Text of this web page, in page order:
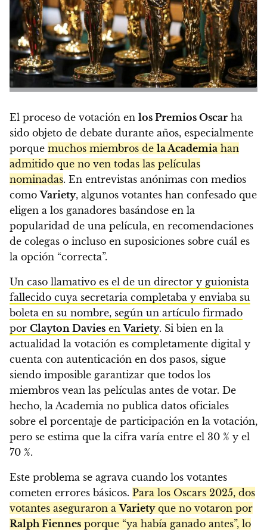
El proceso de votación en los Premios Oscar ha
sido objeto de debate durante años, especialmente
porque muchos miembros de la Academia han
admitido que no ven todas las películas
nominadas. En entrevistas anónimas con medios
comoVariety, algunos votantes han confesado que
eligen a los ganadores basándose en la
popularidad de una película, en recomendaciones
de colegas o incluso en suposiciones sobre cuál es
la opción “correcta”.
Un caso llamativo es el de un director y guionista
fallecido cuya secretaria completaba y enviaba su
boleta en su nombre, según un artículo firmado
por Clayton Davies enVariety. Si bien en la
actualidad la votación es completamente digital y
cuenta con autenticación en dos pasos, sigue
siendo imposible garantizar que todos los
miembros vean las películas antes de votar. De
hecho, la Academia no publica datos oficiales
sobre el porcentaje de participación en la votación,
pero se estima que la cifra varía entre el 30 % y el
70 %.
Este problema se agrava cuando los votantes
cometen errores básicos. Para los Oscars 2025, dos
votantes aseguraron aVarietyque no votaron por
Ralph Fiennes porque “ya había ganado antes”, lo